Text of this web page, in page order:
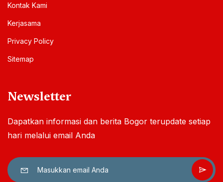
Kontak Kami
Kerjasama
Privacy Policy
Sitemap
Newsletter
Dapatkan informasi dan berita Bogor terupdate setiap
hari melalui email Anda